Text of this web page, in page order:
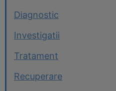
Diagnostic
Investigatii
Tratament
Recuperare